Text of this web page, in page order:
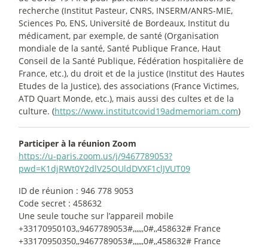
recherche (Institut Pasteur, CNRS, INSERM/ANRS-MIE,
Sciences Po, ENS, Université de Bordeaux, Institut du
médicament, par exemple, de santé (Organisation
mondiale de la santé, Santé Publique France, Haut
Conseil de la Santé Publique, Fédération hospitalière de
France, etc.), du droit et de la justice (Institut des Hautes
Etudes de la Justice), des associations (France Victimes,
ATD Quart Monde, etc.), mais aussi des cultes et de la
culture. (https://www.institutcovid19admemoriam.com)
Participer à la réunion Zoom
https://u-paris.zoom.us/j/9467789053?
pwd=K1djRWt0Y2dlV25OUldDVXF1clJVUT09
ID de réunion : 946 778 9053
Code secret : 458632
Une seule touche sur l’appareil mobile
+33170950103,,9467789053#,,,,,,0#,,458632# France
+33170950350,,9467789053#,,,,,,0#,,458632# France